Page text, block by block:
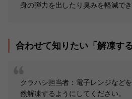
身の弾力を出したり臭みを軽減でき
合わせて知りたい「解凍す
クラハシ担当者：電子レンジなど
然解凍するようにしてください。